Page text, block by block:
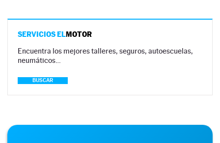
SERVICIOS ELMOTOR
Encuentra los mejores talleres, seguros, autoescuelas,
neumáticos…
BUSCAR